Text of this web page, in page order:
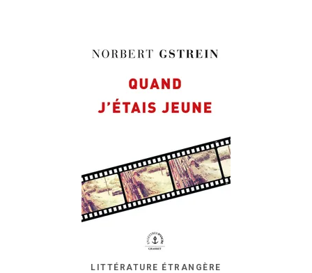
LITTÉRATURE ÉTRANGÈRE